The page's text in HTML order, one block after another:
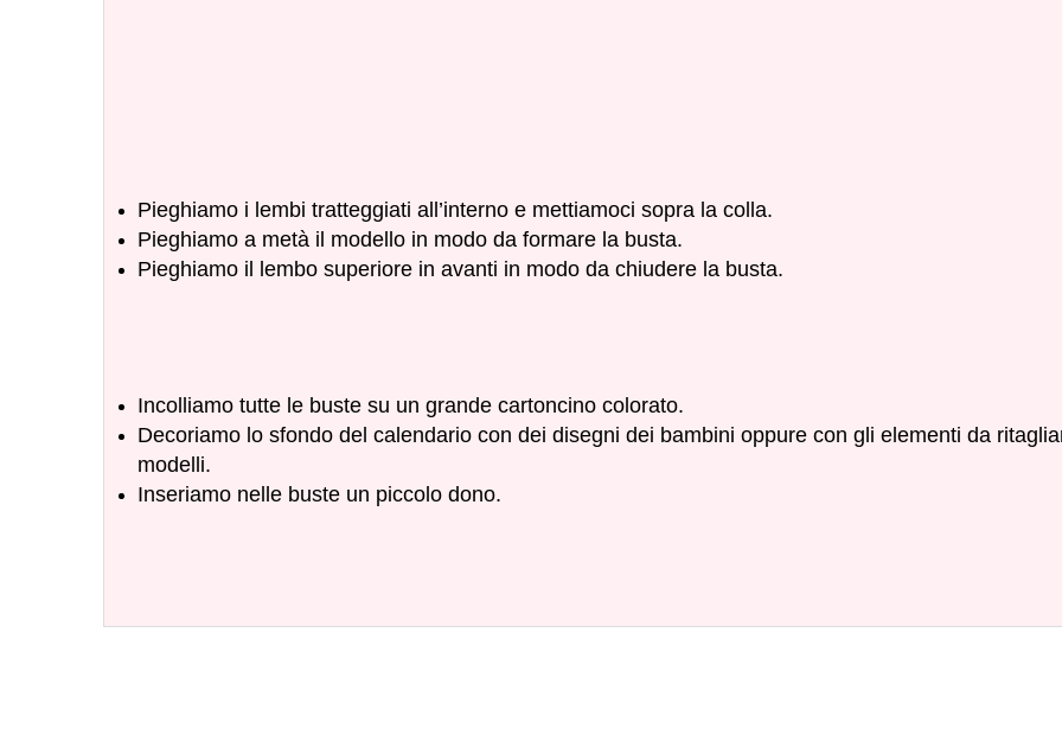
Pieghiamo i lembi tratteggiati all’interno e mettiamoci sopra la colla.
Pieghiamo a metà il modello in modo da formare la busta.
Pieghiamo il lembo superiore in avanti in modo da chiudere la busta.
Incolliamo tutte le buste su un grande cartoncino colorato.
Decoriamo lo sfondo del calendario con dei disegni dei bambini oppure con gli elementi da
modelli.
Inseriamo nelle buste un piccolo dono.